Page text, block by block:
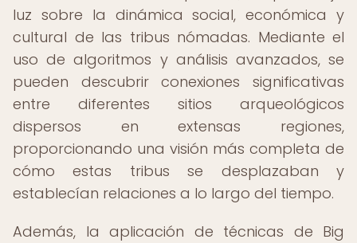
luz sobre la dinámica social, económica y
cultural de las tribus nómadas. Mediante el
uso de algoritmos y análisis avanzados, se
pueden descubrir conexiones significativas
entre diferentes sitios arqueológicos
dispersos en extensas regiones,
proporcionando una visión más completa de
cómo estas tribus se desplazaban y
establecían relaciones a lo largo del tiempo.
Además, la aplicación de técnicas de Big